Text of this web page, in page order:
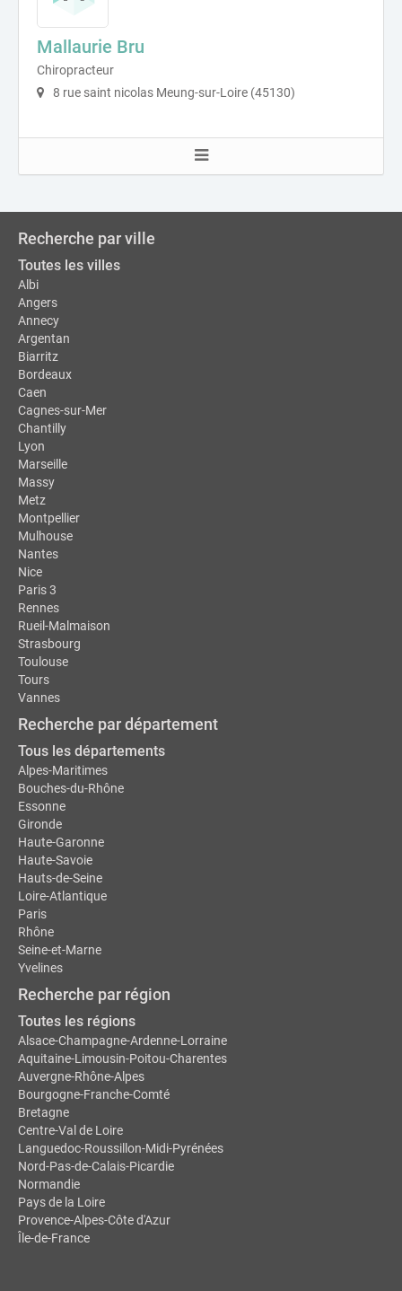
Mallaurie Bru
Chiropracteur
8 rue saint nicolas Meung-sur-Loire (45130)
Recherche par ville
Toutes les villes
Albi
Angers
Annecy
Argentan
Biarritz
Bordeaux
Caen
Cagnes-sur-Mer
Chantilly
Lyon
Marseille
Massy
Metz
Montpellier
Mulhouse
Nantes
Nice
Paris 3
Rennes
Rueil-Malmaison
Strasbourg
Toulouse
Tours
Vannes
Recherche par département
Tous les départements
Alpes-Maritimes
Bouches-du-Rhône
Essonne
Gironde
Haute-Garonne
Haute-Savoie
Hauts-de-Seine
Loire-Atlantique
Paris
Rhône
Seine-et-Marne
Yvelines
Recherche par région
Toutes les régions
Alsace-Champagne-Ardenne-Lorraine
Aquitaine-Limousin-Poitou-Charentes
Auvergne-Rhône-Alpes
Bourgogne-Franche-Comté
Bretagne
Centre-Val de Loire
Languedoc-Roussillon-Midi-Pyrénées
Nord-Pas-de-Calais-Picardie
Normandie
Pays de la Loire
Provence-Alpes-Côte d'Azur
Île-de-France